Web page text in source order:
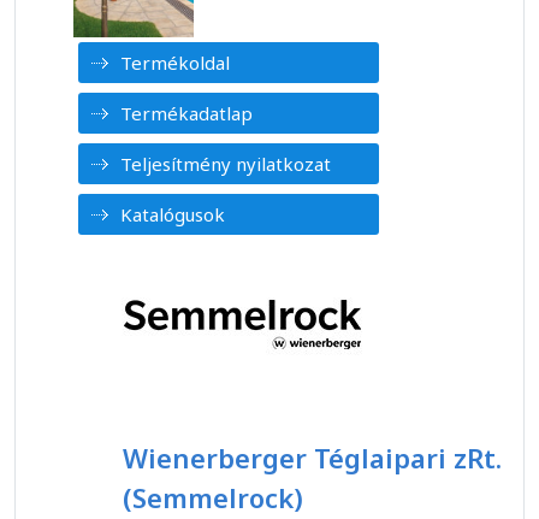
Termékoldal
Termékadatlap
Teljesítmény nyilatkozat
Katalógusok
Wienerberger Téglaipari zRt.
(Semmelrock)